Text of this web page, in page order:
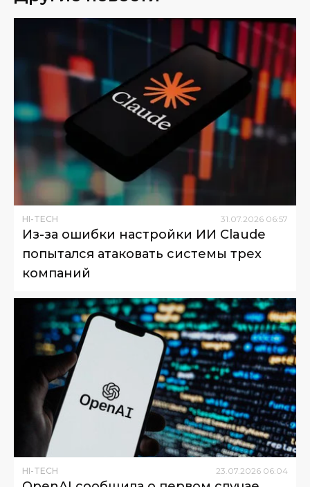
HI-TECH 31 07 2026 06:57
Из-за ошибки настройки ИИ Claude
попытался атаковать системы трех
компаний
HI-TECH 23.07.2026 06:04